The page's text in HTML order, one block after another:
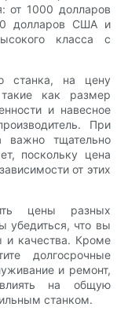
от 1000 долларов
долларов США и
класса с
станка, на цену
как размер
и навесное
При
важно тщательно
поскольку цена
от этих
цены разных
убедиться, что вы
и качества. Кроме
долгосрочные
и ремонт,
на общую
станком.